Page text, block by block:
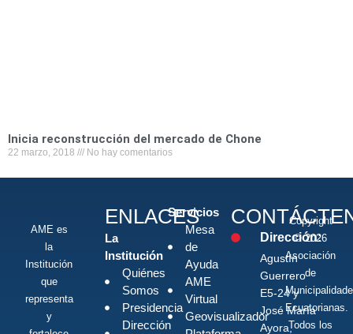
Inicia reconstrucción del mercado de Chone
22 marzo, 2018 No hay comentarios
AME es
la
Institución
que
representa
y
ENLACES
La
Institución
Quiénes
Somos
Presidencia
Dirección
Servicios
Mesa
de
Ayuda
AME
Virtual
Geovisualizador
Dirección:
Agustín
Guerrero
E5-24 y
José María
Ayora,
Copyright
© 2026
Asociación
de
Ecuatorianas.
Todos los